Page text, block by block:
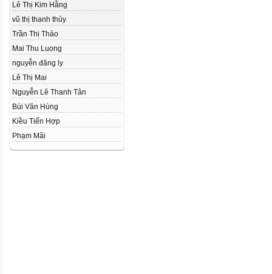
Lê Thị Kim Hằng
vũ thị thanh thủy
Trần Thị Thảo
Mai Thu Luong
nguyễn đăng ly
Lê Thị Mai
Nguyễn Lê Thanh Tân
Bùi Văn Hùng
Kiều Tiến Hợp
Phạm Mãi